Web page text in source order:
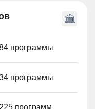
программы
программы
225 программ